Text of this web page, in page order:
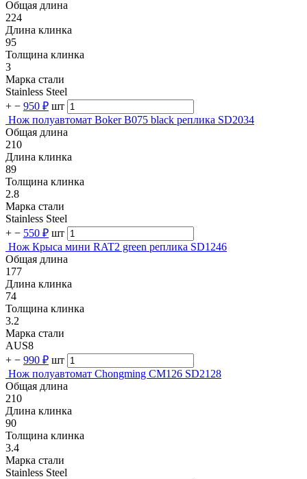
Общая длина
224
Длина клинка
95
Толщина клинка
3
Марка стали
Stainless Steel
+ − 950 ₽ шт
Нож полуавтомат Boker B075 black реплика SD2034
Общая длина
210
Длина клинка
89
Толщина клинка
2.8
Марка стали
Stainless Steel
+ − 550 ₽ шт
Нож Крыса мини RAT2 green реплика SD1246
Общая длина
177
Длина клинка
74
Толщина клинка
3.2
Марка стали
AUS8
+ − 990 ₽ шт
Нож полуавтомат Chongming CM126 SD2128
Общая длина
210
Длина клинка
90
Толщина клинка
3.4
Марка стали
Stainless Steel